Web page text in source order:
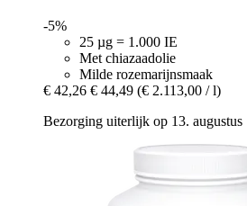
-5%
25 µg = 1.000 IE
Met chiazaadolie
Milde rozemarijnsmaak
€ 42,26 € 44,49 (€ 2.113,00 / l)
Bezorging uiterlijk op 13. augustus